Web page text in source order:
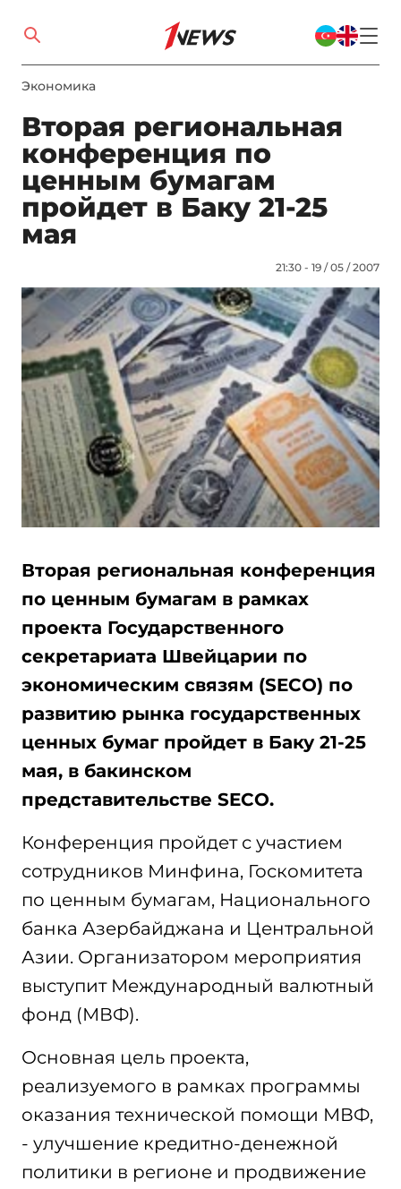
Экономика
Вторая региональная
конференция по
ценным бумагам
пройдет в Баку 21-25
мая
21:30 - 19 / 05 / 2007
Вторая региональная конференция
по ценным бумагам в рамках
проекта Государственного
секретариата Швейцарии по
экономическим связям (SECO) по
развитию рынка государственных
ценных бумаг пройдет в Баку 21-25
мая, в бакинском
представительстве SECO.
Конференция пройдет с участием
сотрудников Минфина, Госкомитета
по ценным бумагам, Национального
банка Азербайджана и Центральной
Азии. Организатором мероприятия
выступит Международный валютный
фонд (МВФ).
Основная цель проекта,
реализуемого в рамках программы
оказания технической помощи МВФ,
- улучшение кредитно-денежной
политики в регионе и продвижение